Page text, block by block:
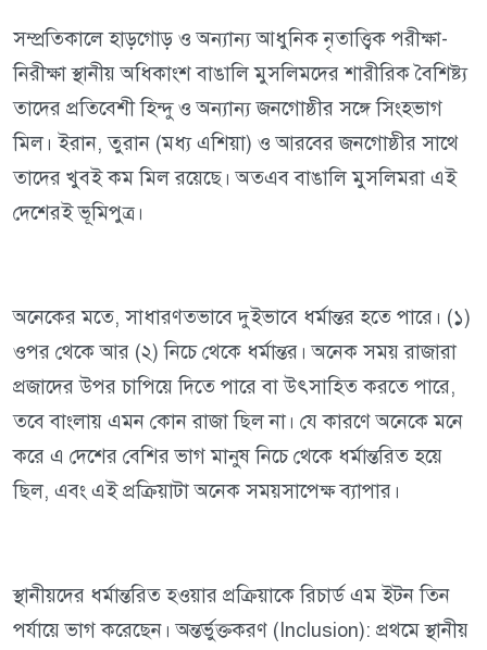
সম্প্রতিকালে হাড়গোড় ও অন্যান্য আধুনিক নৃতাত্ত্বিক পরীক্ষা-
নিরীক্ষা স্থানীয় অধিকাংশ বাঙালি মুসলিমদের শারীরিক বৈশিষ্ট্য
তাদের প্রতিবেশী হিন্দু ও অন্যান্য জনগোষ্ঠীর সঙ্গে সিংহভাগ
মিল। ইরান, তুরান (মধ্য এশিয়া) ও আরবের জনগোষ্ঠীর সাথে
তাদের খুবই কম মিল রয়েছে। অতএব বাঙালি মুসলিমরা এই
দেশেরই ভূমিপুত্র।
অনেকের মতে, সাধারণতভাবে দুইভাবে ধর্মান্তর হতে পারে। (১)
ওপর থেকে আর (২) নিচে থেকে ধর্মান্তর। অনেক সময় রাজারা
প্রজাদের উপর চাপিয়ে দিতে পারে বা উৎসাহিত করতে পারে,
তবে বাংলায় এমন কোন রাজা ছিল না। যে কারণে অনেকে মনে
করে এ দেশের বেশির ভাগ মানুষ নিচে থেকে ধর্মান্তরিত হয়ে
ছিল, এবং এই প্রক্রিয়াটা অনেক সময়সাপেক্ষ ব্যাপার।
স্থানীয়দের ধর্মান্তরিত হওয়ার প্রক্রিয়াকে রিচার্ড এম ইটন তিন
পর্যায়ে ভাগ করেছেন। অন্তর্ভুক্তকরণ (Inclusion): প্রথমে স্থানীয়